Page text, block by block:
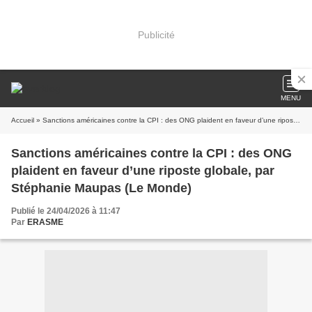
Publicité
MENU
Accueil » Sanctions américaines contre la CPI : des ONG plaident en faveur d’une riposte globale, par Stéphanie Maupas (Le Monde)
Sanctions américaines contre la CPI : des ONG
plaident en faveur d’une riposte globale, par
Stéphanie Maupas (Le Monde)
Publié le 24/04/2026 à 11:47
Par ERASME